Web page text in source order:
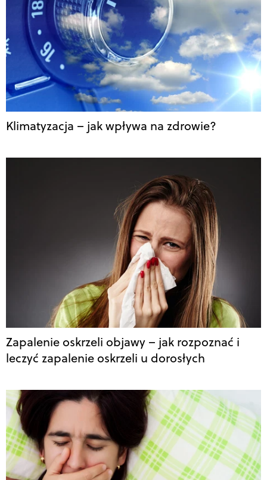
Klimatyzacja – jak wpływa na zdrowie?
Zapalenie oskrzeli objawy – jak rozpoznać i
leczyć zapalenie oskrzeli u dorosłych